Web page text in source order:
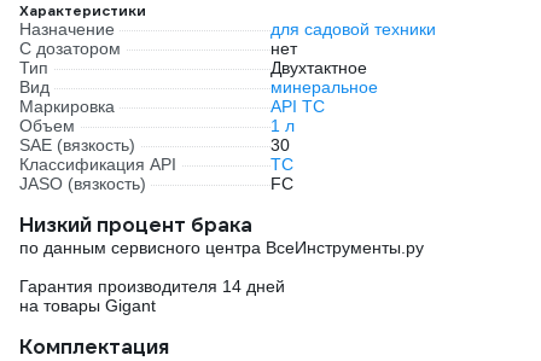
Характеристики
Назначение
для садовой техники
С дозатором
нет
Тип
Двухтактное
Вид
минеральное
Маркировка
API TC
Объем
1 л
SAE (вязкость)
30
Классификация API
TC
JASO (вязкость)
FC
Низкий процент брака
по данным сервисного центра ВсеИнструменты.ру
Гарантия производителя 14 дней
на товары Gigant
Комплектация